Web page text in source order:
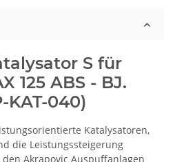
S für
125 ABS - BJ.
KAT-040)
Katalysatoren,
die Leistungssteigerung
Akrapovic Auspuffanlagen